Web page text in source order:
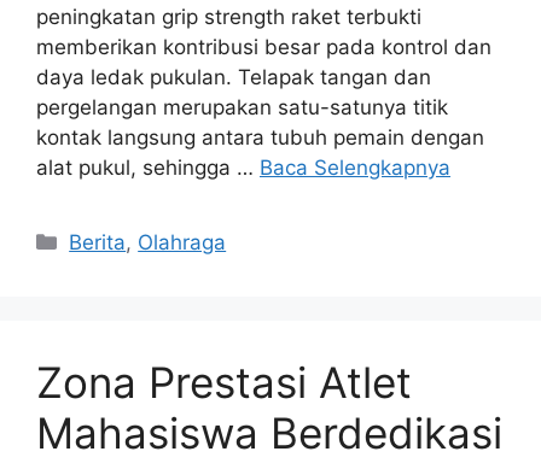
peningkatan grip strength raket terbukti
memberikan kontribusi besar pada kontrol dan
daya ledak pukulan. Telapak tangan dan
pergelangan merupakan satu-satunya titik
kontak langsung antara tubuh pemain dengan
alat pukul, sehingga … Baca Selengkapnya
Kategori
Berita, Olahraga
Zona Prestasi Atlet
Mahasiswa Berdedikasi